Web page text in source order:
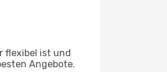
flexibel ist und
Angebote.